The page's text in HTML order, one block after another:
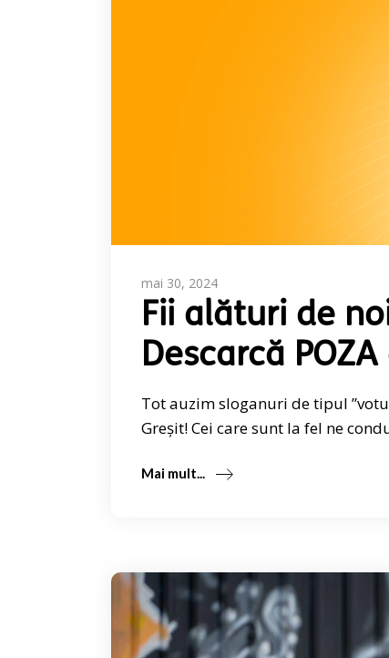
mai 30, 2024
Fii alături de
Descarcă
Tot auzim sloganuri de tipul
Greșit! Cei care sunt la fel ne
Mai mult...